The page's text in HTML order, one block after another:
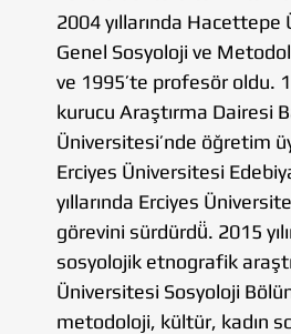
2004 yıllarında
Genel Sosyoloji ve
ve 1995’te profesör oldu.
kurucu Araştırma Dairesi
Üniversitesi’nde öğretim
Erciyes Üniversitesi
yıllarında Erciyes
görevini sürdürdü̈. 2015
sosyolojik etnografik
Üniversitesi Sosyoloji
metodoloji, kültür, kadın